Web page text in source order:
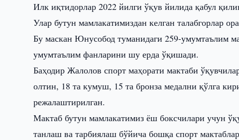
Илк иқтидорлар 2022 йилги ўқув йилида қабул
Улар бутун мамлакатимиздан келган талабгорлар
Бу маскан Юнусобод туманидаги 259-умумтаълим
умумтаълим фанларини шу ерда ўқишади.
Баҳодир Жалолов спорт маҳорати мактаби
олтин, 18 та кумуш, 15 та бронза медални қўлга
режалаштирилган.
Мактаб бутун мамлакатимиз ёш боксчилари учун
танлаш ва тарбиялаш бўйича бошқа спорт